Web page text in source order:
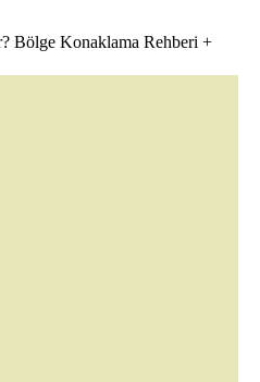
Bölge Konaklama Rehberi +